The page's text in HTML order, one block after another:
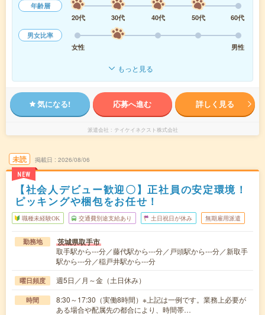
年齢層
20代
30代 40代 50代
60代
男女比率
女性
男性
もっと見る
気になる! 応募へ進む 詳しく見る
派遣会社 テイケイネクスト株式会社
未読
NEW
掲載日 2026/08/06
【社会人デビュー歓迎〇】正社員の安定環境！
ピッキングや梱包をお任せ！
職種未経験OK 交通費別途支給あり 土日祝日が休み 無期雇用派遣
勤務地 茨城県取手市
取手駅から---分／藤代駅から---分／戸頭駅から---分／新取手
駅から---分／稲戸井駅から---分
曜日頻度 週5日／月～金（土日休み）
時間
8:30～17:30（実働8時間）※上記は一例です。業務上必要が
ある場合や配属先の都合により、時間帯…